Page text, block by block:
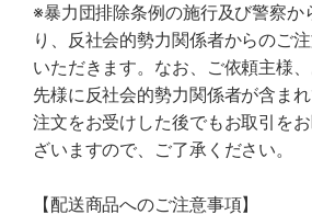
※暴力団排除条例の施行及び警察か
り、反社会的勢力関係者からのご
いただきます。なお、ご依頼主様
先様に反社会的勢力関係者が含ま
注文をお受けした後でもお取引を
ざいますので、ご了承ください。
【配送商品へのご注意事項】